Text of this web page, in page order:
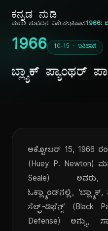
ಕನ್ನಡ ನುಡಿ
ಮುಖ ಪುಟದಿನ ವಿಶೇಷಇತಿಹಾಸ1966:
1966 10-15 · ಇತಿಹಾಸ
ಬ್ಲ್ಯಾಕ್ ಪ್ಯಾಂಥರ್
ಅಕ್ಟೋಬರ್ 15, 1966
(Huey P. Newton)
Seale) ಅವರು,
ಓಕ್ಲ್ಯಾಂಡ್‌ನಲ್ಲಿ,
ಸೆಲ್ಫ್-ಡಿಫೆನ್ಸ್' (Black
Defense) ಅನ್ನು,